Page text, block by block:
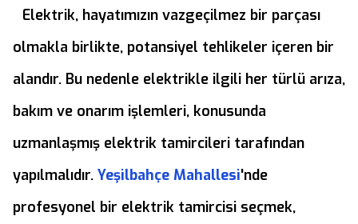
Elektrik, hayatımızın vazgeçilmez bir parçası
olmakla birlikte, potansiyel tehlikeler içeren bir
alandır. Bu nedenle elektrikle ilgili her türlü arıza,
bakım ve onarım işlemleri, konusunda
uzmanlaşmış elektrik tamircileri tarafından
yapılmalıdır. Yeşilbahçe Mahallesi'nde
profesyonel bir elektrik tamircisi seçmek,